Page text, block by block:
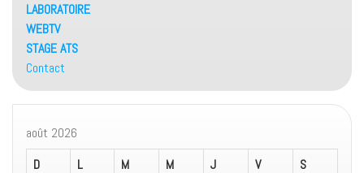
LABORATOIRE
WEBTV
STAGE ATS
Contact
août 2026
D
L M M J V
S